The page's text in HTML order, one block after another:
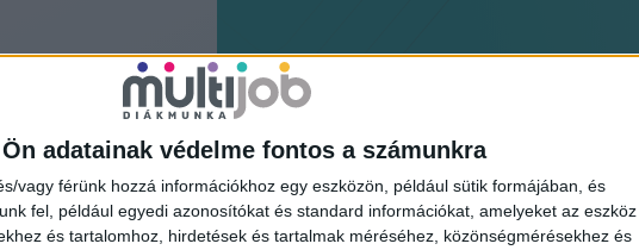
adatainak védelme fontos a számunkra
vagy férünk hozzá információkhoz egy eszközön, például sütik formájában, és
fel, például egyedi azonosítókat és standard információkat, amelyeket az eszköz
és tartalomhoz, hirdetések és tartalmak méréséhez, közönségmérésekhez és